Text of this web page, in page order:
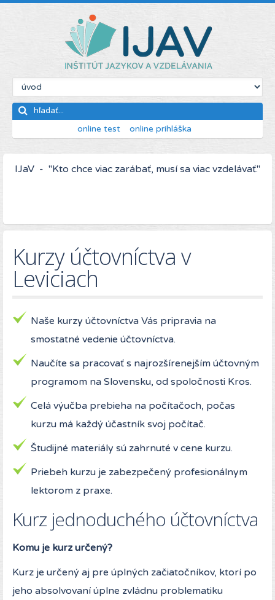
online test online prihláška
IJaV - "Kto chce viac zarábať, musí sa viac vzdelávať."
Kurzy účtovníctva v
Leviciach
Naše kurzy účtovníctva Vás pripravia na
smostatné vedenie účtovníctva.
Naučíte sa pracovať s najrozšírenejším účtovným
programom na Slovensku, od spoločnosti Kros.
Celá výučba prebieha na počítačoch, počas
kurzu má každý účastník svoj počítač.
Študijné materiály sú zahrnuté v cene kurzu.
Priebeh kurzu je zabezpečený profesionálnym
lektorom z praxe.
Kurz jednoduchého účtovníctva
Komu je kurz určený?
Kurz je určený aj pre úplných začiatočníkov, ktorí po
jeho absolvovaní úplne zvládnu problematiku